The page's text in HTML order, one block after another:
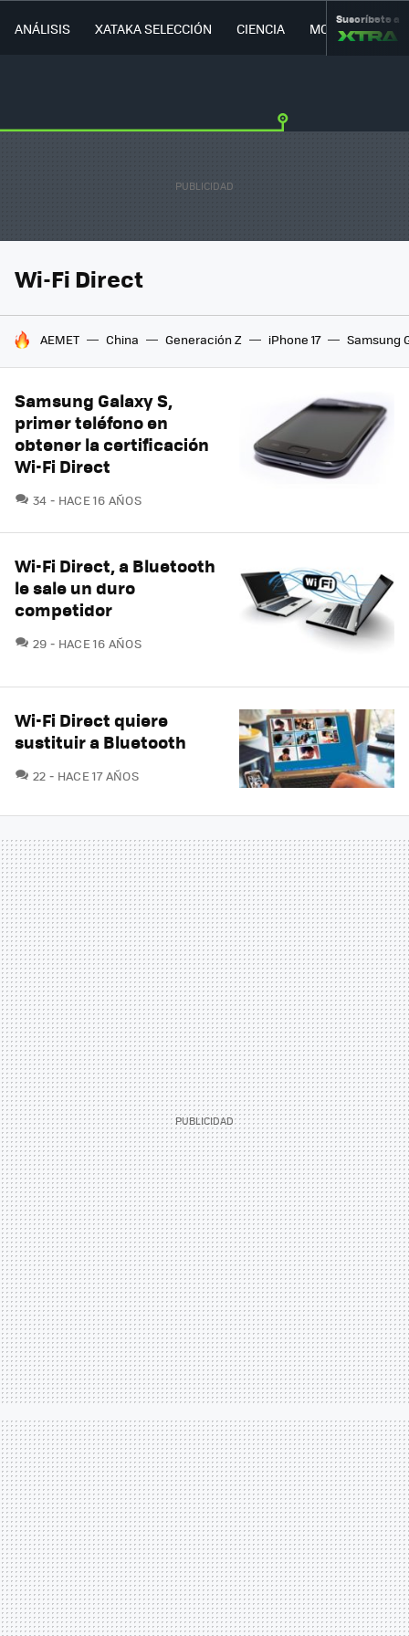
ANÁLISIS XATAKA SELECCIÓN CIENCIA MOVILIDAD
Suscríbete a
Wi-Fi Direct
HOY SE HABLA DE
AEMET China Generación Z iPhone 17 Samsung
Samsung Galaxy S,
primer teléfono en
obtener la certificación
Wi-Fi Direct
34 COMENTARIOS
HACE 16 AÑOS
Wi-Fi Direct, a Bluetooth
le sale un duro
competidor
29 COMENTARIOS
HACE 16 AÑOS
Wi-Fi Direct quiere
sustituir a Bluetooth
22 COMENTARIOS
HACE 17 AÑOS